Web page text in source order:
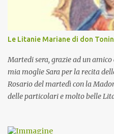
Le Litanie Mariane di don
Martedi sera, grazie ad un amico
mia moglie Sara per la recita
Rosario del martedì con la
delle particolari e molto belle